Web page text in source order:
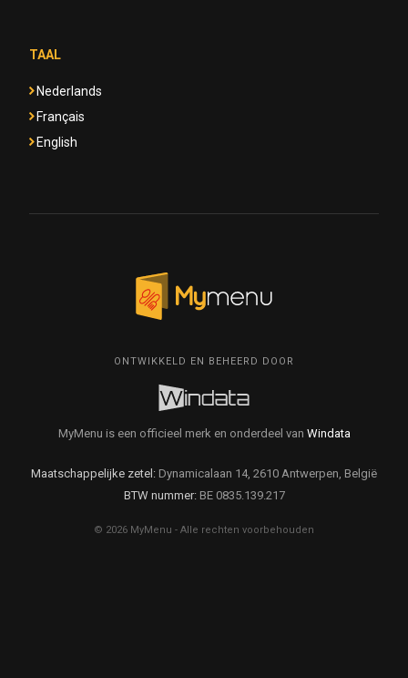
TAAL
Nederlands
Français
English
ONTWIKKELD EN BEHEERD DOOR
MyMenu is een officieel merk en onderdeel van Windata
Maatschappelijke zetel: Dynamicalaan 14, 2610 Antwerpen, België
BTW nummer:BE 0835.139.217
© 2026 MyMenu - Alle rechten voorbehouden